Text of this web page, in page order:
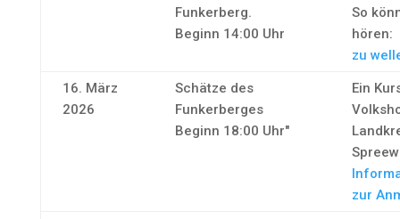
Funkerberg.
Beginn 14:00 Uhr
So
hören:
zu
16. März
2026
Schätze des
Funkerberges
Beginn 18:00 Uhr"
Ein
zur